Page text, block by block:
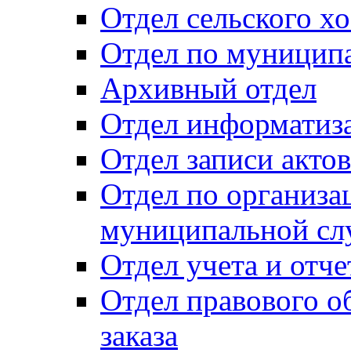
Отдел сельского
Отдел по
Архивный отдел
Отдел
Отдел записи
Отдел по
муниципальной
Отдел учета и
Отдел правового
заказа